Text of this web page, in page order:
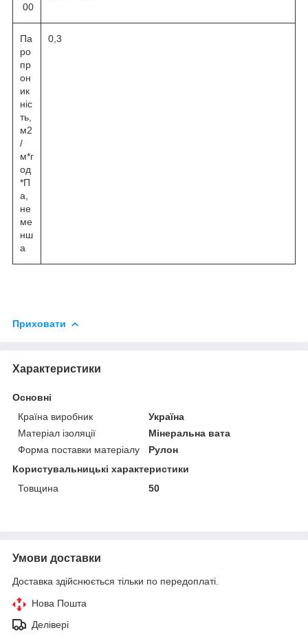
00
Па
ро
пр
он
ик
ніс
ть,
м2
/
м*г
од
*П
а,
не
ме
нш
а
0,3
Приховати
Характеристики
Основні
Країна виробник
Україна
Матеріал ізоляції
Мінеральна вата
Форма поставки матеріалу
Рулон
Користувальницькі характеристики
Товщина
50
Умови доставки
Доставка здійснюється тільки по передоплаті.
Нова Пошта
Делівері